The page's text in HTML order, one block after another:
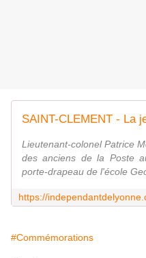
Lieutenant-colonel Patrice
des anciens de la Poste
porte-drapeau de l'école
#Commémorations